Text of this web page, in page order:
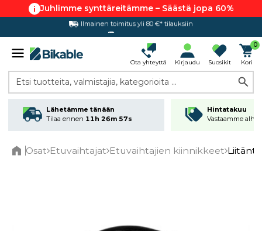
Juhlimme synttäreitämme – Säästä jopa 60%
Ilmainen toimitus yli 80 €* tilauksiin
Hintatakuu
Ota yhteyttä Kirjaudu Suosikit
0
Kori
Etsi tuotteita, valmistajia, kategorioita ...
Lähetämme tänään
Tilaa ennen 11h 26m 57s
Hintatakuu
Vastaamme
Osat Etuvaihtajat Etuvaihtajien kiinnikkeet